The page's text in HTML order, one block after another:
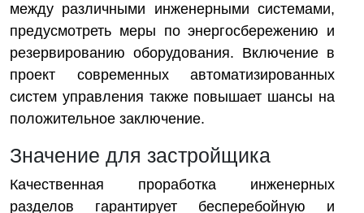
между различными инженерными системами,
предусмотреть меры по энергосбережению и
резервированию оборудования. Включение в
проект современных автоматизированных
систем управления также повышает шансы на
положительное заключение.
Значение для застройщика
Качественная проработка инженерных
разделов гарантирует бесперебойную и